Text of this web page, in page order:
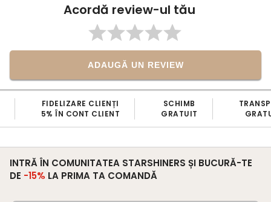
Acordă review-ul tău
ADAUGĂ UN REVIEW
FIDELIZARE CLIENȚI
5% ÎN CONT CLIENT
SCHIMB
GRATUIT
INTRĂ ÎN COMUNITATEA STARSHINERS ȘI BUCURĂ-TE
DE -15% LA PRIMA TA COMANDĂ